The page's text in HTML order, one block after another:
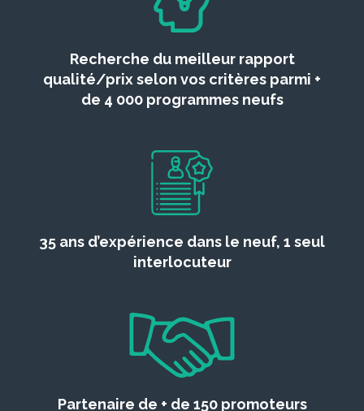
Recherche du meilleur rapport
qualité/prix selon vos critères parmi +
de 4 000 programmes neufs
35 ans d’expérience dans le neuf, 1 seul
interlocuteur
Partenaire de + de 150 promoteurs